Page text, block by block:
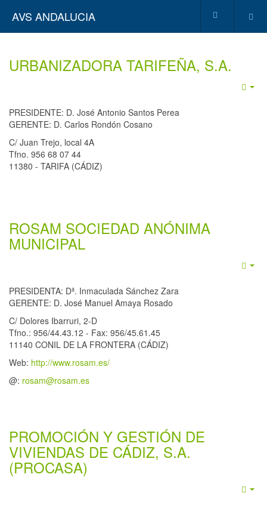
AVS ANDALUCIA
URBANIZADORA TARIFEÑA, S.A.
PRESIDENTE: D. José Antonio Santos Perea
GERENTE: D. Carlos Rondón Cosano
C/ Juan Trejo, local 4A
Tfno. 956 68 07 44
11380 - TARIFA (CÁDIZ)
ROSAM SOCIEDAD ANÓNIMA
MUNICIPAL
PRESIDENTA: Dª. Inmaculada Sánchez Zara
GERENTE: D. José Manuel Amaya Rosado
C/ Dolores Ibarruri, 2-D
Tfno.: 956/44.43.12 - Fax: 956/45.61.45
11140 CONIL DE LA FRONTERA (CÁDIZ)
Web: http://www.rosam.es/
@: rosam@rosam.es
PROMOCIÓN Y GESTIÓN DE
VIVIENDAS DE CÁDIZ, S.A.
(PROCASA)